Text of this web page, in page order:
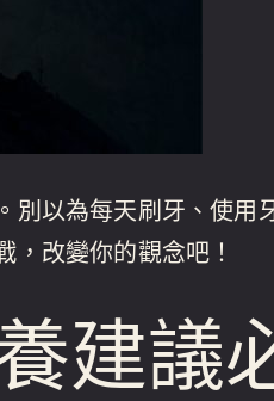
以為每天刷牙、使用
改變你的觀念吧！
建議